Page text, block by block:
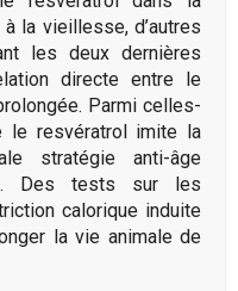
la vieillesse, d’autres
les deux dernières
directe entre le
Parmi celles-
le resvératrol imite la
stratégie anti-âge
Des tests sur les
calorique induite
la vie animale de